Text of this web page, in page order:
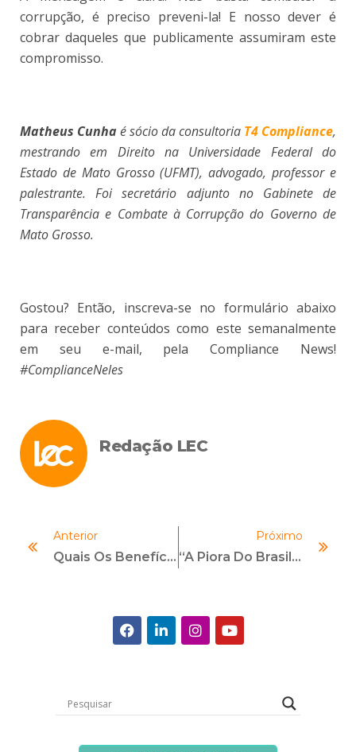
corrupção, é preciso preveni-la! E nosso dever é
cobrar daqueles que publicamente assumiram este
compromisso.
Matheus Cunhaé sócio da consultoria T4 Compliance,
mestrando em Direito na Universidade Federal do
Estado de Mato Grosso (UFMT), advogado, professor e
palestrante. Foi secretário adjunto no Gabinete de
Transparência e Combate à Corrupção do Governo de
Mato Grosso.
Gostou? Então, inscreva-se no formulário abaixo
para receber conteúdos como este semanalmente
em seu e-mail, pela Compliance News!
#ComplianceNeles
Redação LEC
Anterior
Quais Os Benefícios Na Relação Entre Coaching E Compliance?
Próximo
“A Piora Do Brasil No Índice De Percepção Da Corrupção É Natural E Pode Ser Positiva”